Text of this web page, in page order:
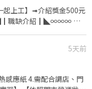
遞履歷➡快速接洽面試 -
加瀨詢問:@927wcdri 陳
起上工】➟介紹獎金500元
，休息一小時，時薪
時，檔期津貼35元/時 ⭐
，時薪200元，
5天前
感應紙 4.需配合調店、門